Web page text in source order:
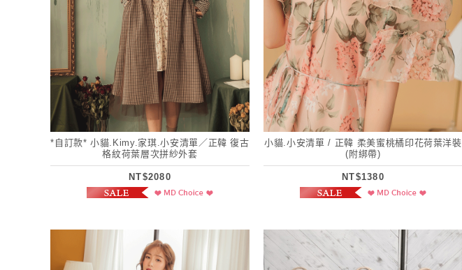
*自訂款* 小貓.Kimy.家琪.小安清單／正韓 復古
格紋荷葉層次拼紗外套
NT$2080
小貓.小安清單 / 正韓 柔美蜜桃橘印花荷葉洋裝
(附綁帶)
NT$1380